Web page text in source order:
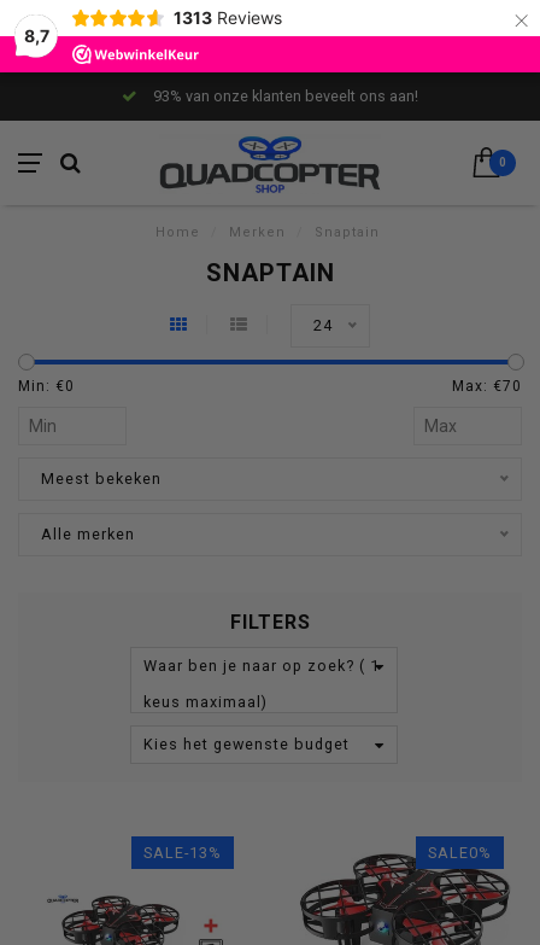
8,7
1313 Reviews ×
93% van onze klanten beveelt ons aan!
0
Home Merken Snaptain
SNAPTAIN
24
Min: €0 Max: €70
Meest bekeken
Alle merken
FILTERS
Waar ben je naar op zoek? ( 1
keus maximaal)
Kies het gewenste budget
SALE-13% SALE0%